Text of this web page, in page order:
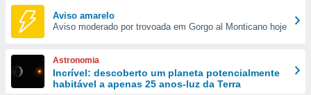
e
forma
digital
Aviso amarelo
Aviso moderado por trovoada em Gorgo al Monticano hoje
Astronomia
Incrível: descoberto um planeta potencialmente
habitável a apenas 25 anos-luz da Terra